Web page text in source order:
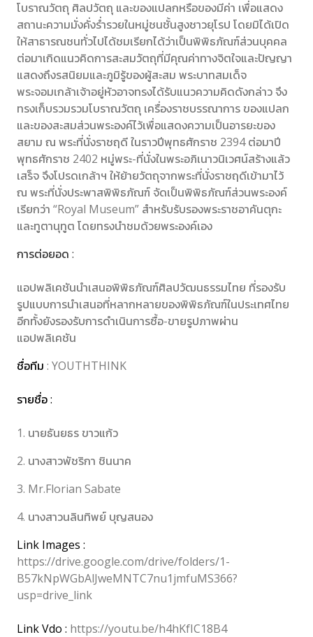
โบราณวัตถุ ศิลปวัตถุ และของแปลกหรือของมีค่า เพื่อแสดง
สถานะความมั่งคั่งร่ำรวยในหมู่ชนชั้นสูงชาวยุโรป โดยมิได้เปิด
ให้สาธารณชนทั่วไปได้ชมเรียกได้ว่าเป็นพิพิธภัณฑ์ส่วนบุคคล
ต่อมาเกิดแนวคิดการสะสมวัตถุที่มีคุณค่าทางจิตใจและปัญญา
แสดงถึงรสนิยมและภูมิรู้ของผู้สะสม พระบาทสมเด็จ
พระจอมเกล้าเจ้าอยู่หัวอาจทรงได้รับแนวความคิดดังกล่าว จึง
ทรงเก็บรวมรวมโบราณวัตถุ เครื่องราชบรรณาการ ของแปลก
และของสะสมส่วนพระองค์ไว้เพื่อแสดงความเป็นอารยะของ
สยาม ณ พระที่นั่งราชฤดี ในราวปีพุทธศักราช 2394 ต่อมาปี
พุทธศักราช 2402 หมู่พระ-ที่นั่งในพระอภิเนาวนิเวศน์สร้างแล้ว
เสร็จ จึงโปรดเกล้าฯ ให้ย้ายวัตถุจากพระที่นั่งราชฤดีเข้ามาไว้
ณ พระที่นั่งประพาสพิพิธภัณฑ์ จัดเป็นพิพิธภัณฑ์ส่วนพระองค์
เรียกว่า “Royal Museum” สำหรับรับรองพระราชอาคันตุกะ
และทูตานุทูต โดยทรงนำชมด้วยพระองค์เอง
การต่อยอด :
แอปพลิเคชันนำเสนอพิพิธภัณฑ์ศิลปวัฒนธรรมไทย ที่รองรับ
รูปแบบการนำเสนอที่หลากหลายของพิพิธภัณฑ์ในประเทศไทย
อีกทั้งยังรองรับการดำเนินการซื้อ-ขายรูปภาพผ่าน
แอปพลิเคชัน
ชื่อทีม : YOUTHTHINK
รายชื่อ :
1. นายธันยธร ขาวแก้ว
2. นางสาวพัชริกา ชินนาค
3. Mr.Florian Sabate
4. นางสาวนลินทิพย์ บุญสนอง
Link Images :
https://drive.google.com/drive/folders/1-
B57kNpWGbAlJweMNTC7nu1jmfuMS366?
usp=drive_link
Link Vdo : https://youtu.be/h4hKfIC18B4